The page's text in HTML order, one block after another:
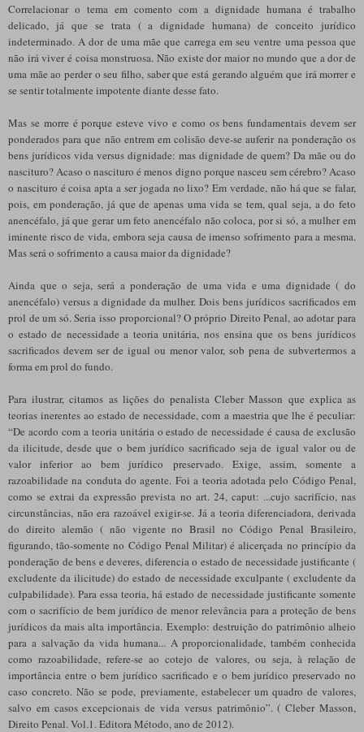
Correlacionar o tema em comento com a dignidade humana é trabalho
delicado, já que se trata ( a dignidade humana) de conceito jurídico
indeterminado. A dor de uma mãe que carrega em seu ventre uma pessoa que
não irá viver é coisa monstruosa. Não existe dor maior no mundo que a dor de
uma mãe ao perder o seu filho, saber que está gerando alguém que irá morrer e
se sentir totalmente impotente diante desse fato.
Mas se morre é porque esteve vivo e como os bens fundamentais devem ser
ponderados para que não entrem em colisão deve-se auferir na ponderação os
bens jurídicos vida versus dignidade: mas dignidade de quem? Da mãe ou do
nascituro? Acaso o nascituro é menos digno porque nasceu sem cérebro? Acaso
o nascituro é coisa apta a ser jogada no lixo? Em verdade, não há que se falar,
pois, em ponderação, já que de apenas uma vida se tem, qual seja, a do feto
anencéfalo, já que gerar um feto anencéfalo não coloca, por si só, a mulher em
iminente risco de vida, embora seja causa de imenso sofrimento para a mesma.
Mas será o sofrimento a causa maior da dignidade?
Ainda que o seja, será a ponderação de uma vida e uma dignidade ( do
anencéfalo) versus a dignidade da mulher. Dois bens jurídicos sacrificados em
prol de um só. Seria isso proporcional? O próprio Direito Penal, ao adotar para
o estado de necessidade a teoria unitária, nos ensina que os bens jurídicos
sacrificados devem ser de igual ou menor valor, sob pena de subvertermos a
forma em prol do fundo.
Para ilustrar, citamos as lições do penalista Cleber Masson que explica as
teorias inerentes ao estado de necessidade, com a maestria que lhe é peculiar:
“De acordo com a teoria unitária o estado de necessidade é causa de exclusão
da ilicitude, desde que o bem jurídico sacrificado seja de igual valor ou de
valor inferior ao bem jurídico preservado. Exige, assim, somente a
razoabilidade na conduta do agente. Foi a teoria adotada pelo Código Penal,
como se extrai da expressão prevista no art. 24, caput: ...cujo sacrifício, nas
circunstâncias, não era razoável exigir-se. Já a teoria diferenciadora, derivada
do direito alemão ( não vigente no Brasil no Código Penal Brasileiro,
figurando, tão-somente no Código Penal Militar) é alicerçada no princípio da
ponderação de bens e deveres, diferencia o estado de necessidade justificante (
excludente da ilicitude) do estado de necessidade exculpante ( excludente da
culpabilidade). Para essa teoria, há estado de necessidade justificante somente
com o sacrifício de bem jurídico de menor relevância para a proteção de bens
jurídicos da mais alta importância. Exemplo: destruição do patrimônio alheio
para a salvação da vida humana... A proporcionalidade, também conhecida
como razoabilidade, refere-se ao cotejo de valores, ou seja, à relação de
importância entre o bem jurídico sacrificado e o bem jurídico preservado no
caso concreto. Não se pode, previamente, estabelecer um quadro de valores,
salvo em casos excepcionais de vida versus patrimônio”. ( Cleber Masson,
Direito Penal. Vol.1. Editora Método, ano de 2012).